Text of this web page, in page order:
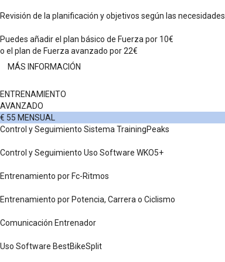
Revisión de la planificación y objetivos según las necesidades
Puedes añadir el plan básico de Fuerza por 10€
o el plan de Fuerza avanzado por 22€
MÁS INFORMACIÓN
ENTRENAMIENTO
AVANZADO
€ 55 MENSUAL
Control y Seguimiento Sistema TrainingPeaks
Control y Seguimiento Uso Software WKO5+
Entrenamiento por Fc-Ritmos
Entrenamiento por Potencia, Carrera o Ciclismo
Comunicación Entrenador
Uso Software BestBikeSplit